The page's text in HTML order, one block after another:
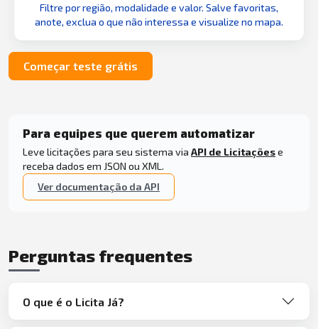
Filtre por região, modalidade e valor. Salve favoritas,
anote, exclua o que não interessa e visualize no mapa.
Começar teste grátis
Para equipes que querem automatizar
Leve licitações para seu sistema via API de Licitaçõese
receba dados em JSON ou XML.
Ver documentação da API
Perguntas frequentes
O que é o Licita Já?